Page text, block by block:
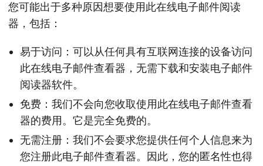
您可能出于多种原因想要使用此在线电子邮件阅读
器，包括：
易于访问：可以从任何具有互联网连接的设备访问
此在线电子邮件查看器，无需下载和安装电子邮件
阅读器软件。
免费：我们不会向您收取使用此在线电子邮件查看
器的费用。它是完全免费的。
无需注册：我们不会要求您提供任何个人信息来为
您注册此电子邮件查看器。因此，您的匿名性也得